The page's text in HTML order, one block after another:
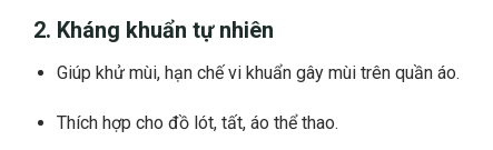
2. Kháng khuẩn tự nhiên
Giúp khử mùi, hạn chế vi khuẩn gây mùi trên quần áo.
Thích hợp cho đồ lót, tất, áo thể thao.